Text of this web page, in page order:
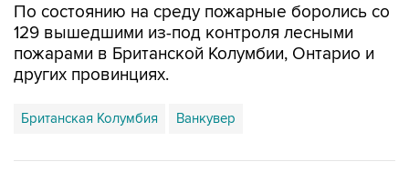
По состоянию на среду пожарные боролись со
129 вышедшими из-под контроля лесными
пожарами в Британской Колумбии, Онтарио и
других провинциях.
Британская Колумбия Ванкувер